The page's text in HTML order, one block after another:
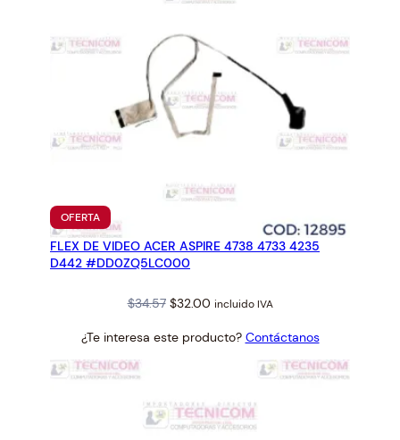
OFERTAPRODUCTO
EN
OFERTA
FLEX DE VIDEO ACER ASPIRE 4738 4733 4235
D442 #DD0ZQ5LC000
$34.57 Original
was:
$32.00Current
is:
incluido IVA
¿Te interesa este producto? Contáctanos